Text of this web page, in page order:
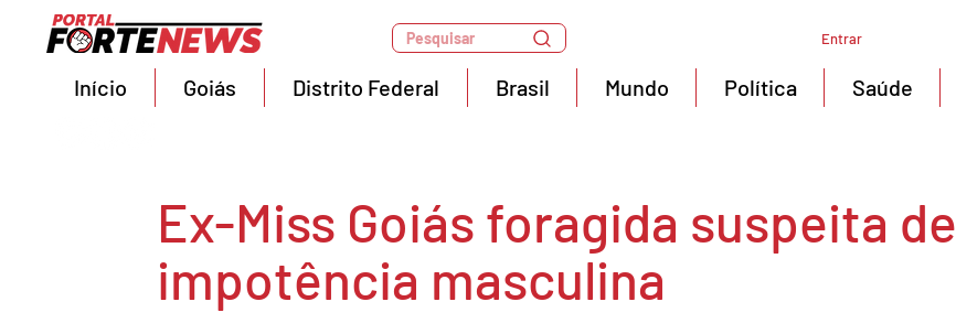
Pesquisar Entrar
Início
Goiás Distrito Federal Brasil Mundo Política Saúde
Ex-Miss Goiás foragida suspeita de
impotência masculina